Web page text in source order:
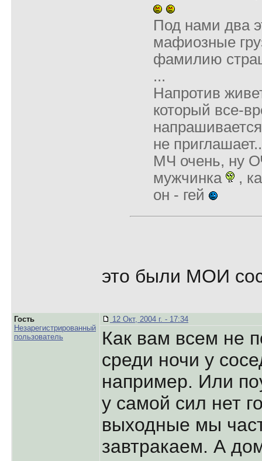
Под нами два
мафиозные
фамилию
...
Напротив
который все-
не
МЧ очень, ну
мужчинка
,
он - гей
это были МОИ
Гость
Незарегистрированный
пользователь
12 Окт, 2004 г. - 17:34
Как вам всем не
среди ночи у
например. Или
у самой сил нет
выходные мы
завтракаем. А